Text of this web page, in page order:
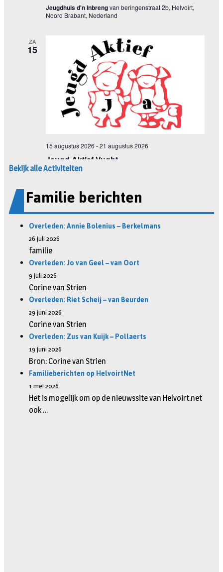
Bekijk alle Activiteiten
Familie berichten
Overleden: Annie Bolenius – Berkelmans
26 juli 2026
familie
Overleden: Jo van Geel – van Oort
9 juli 2026
Corine van Strien
Overleden: Riet Scheij – van Beurden
29 juni 2026
Corine van Strien
Overleden: Zus van Kuijk – Pollaerts
19 juni 2026
Bron: Corine van Strien
Familieberichten op HelvoirtNet
1 mei 2026
Het is mogelijk om op de nieuwssite van Helvoirt.net
ook …